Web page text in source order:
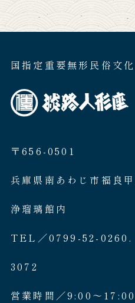
国指定重要無形民俗文
〒656-0501
兵庫県南あわじ市福良
浄瑠璃館内
TEL／0799-52-
3072
営業時間／9:00〜17:00